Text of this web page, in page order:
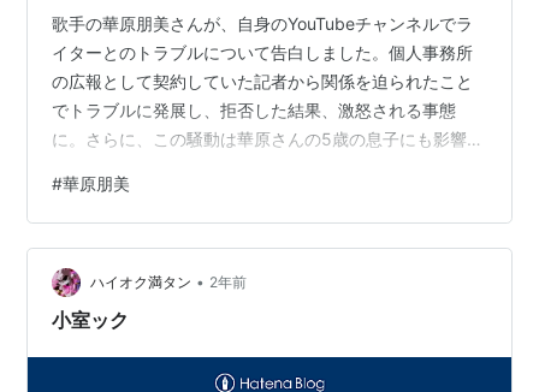
歌手の華原朋美さんが、自身のYouTubeチャンネルでラ
イターとのトラブルについて告白しました。個人事務所
の広報として契約していた記者から関係を迫られたこと
でトラブルに発展し、拒否した結果、激怒される事態
に。さらに、この騒動は華原さんの5歳の息子にも影響を
し、強引に接近。華原さんが「仕事上の関係」として断
ると、ライターは華原さんの自宅で激怒し、息子が「マ
マ、あの人頭おかしいよ！」と怯えるほどの状況に陥り
ました​。 このトラブルにより、ライターは華原さんの記
事を書くことをやめるなど、仕事にも影響を及ぼしてい
#華原朋美
ハイオク満タン • 2年前
小室ック